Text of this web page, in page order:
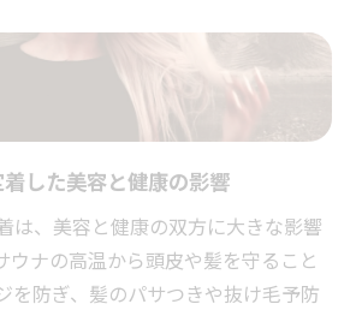
した美容と健康の影響
は、美容と健康の双方に大きな影響
ウナの高温から頭皮や髪を守ること
を防ぎ、髪のパサつきや抜け毛予防